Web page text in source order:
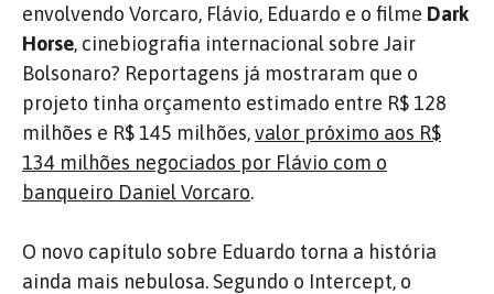
envolvendo Vorcaro, Flávio, Eduardo e o filme Dark
Horse, cinebiografia internacional sobre Jair
Bolsonaro? Reportagens já mostraram que o
projeto tinha orçamento estimado entre R$ 128
milhões e R$ 145 milhões,valor próximo aos R$
134 milhões negociados por Flávio com o
banqueiro Daniel Vorcaro.
O novo capítulo sobre Eduardo torna a história
ainda mais nebulosa. Segundo o Intercept, o